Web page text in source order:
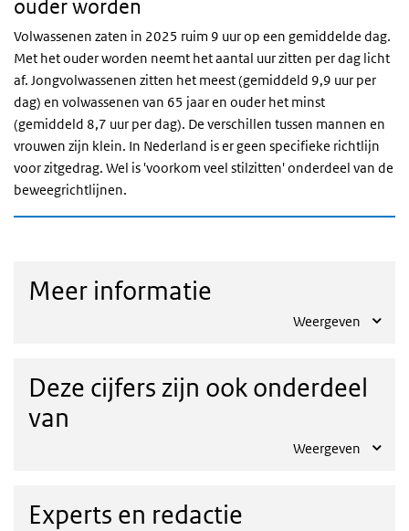
ouder worden
Volwassenen zaten in 2025 ruim 9 uur op een gemiddelde dag.
Met het ouder worden neemt het aantal uur zitten per dag licht
af. Jongvolwassenen zitten het meest (gemiddeld 9,9 uur per
dag) en volwassenen van 65 jaar en ouder het minst
(gemiddeld 8,7 uur per dag). De verschillen tussen mannen en
vrouwen zijn klein. In Nederland is er geen specifieke richtlijn
voor zitgedrag. Wel is 'voorkom veel stilzitten' onderdeel van de
beweegrichtlijnen.
Meer informatie
Weergeven
Deze cijfers zijn ook onderdeel
van
Weergeven
Experts en redactie